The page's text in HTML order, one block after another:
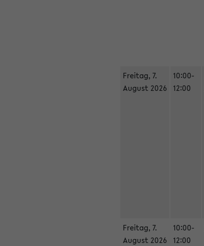
Freitag, 7.
August 2026
10:00-
12:00
Freitag, 7.
August 2026
10:00-
12:00